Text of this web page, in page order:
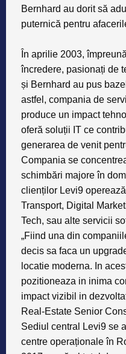
Bernhard au dorit să
puternică pentru
În aprilie 2003,
încredere, pasionați de
și Bernhard au pus
astfel, compania de
produce un impact
oferă soluții IT ce
generarea de venit
Compania se
schimbări majore în
clienților Levi9
Transport, Digital
Tech, sau alte servicii
„Fiind una din
decis sa faca un
locatie moderna. In
pozitioneaza in inima
impact vizibil in
Real-Estate Senior
Sediul central Levi9 se
centre operaționale în